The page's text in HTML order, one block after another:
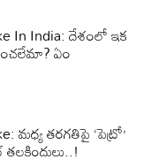
In India: దేశంలో ఇక
ఏం
మధ్య తరగతిపై ‘పెట్రో’